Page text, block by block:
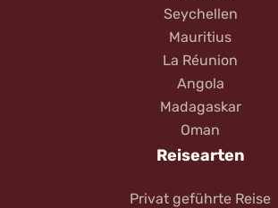
Seychellen
Mauritius
La Réunion
Angola
Madagaskar
Oman
Reisearten
Privat geführte Reise